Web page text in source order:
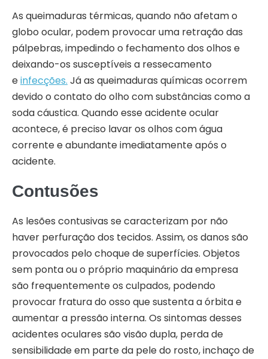
As queimaduras térmicas, quando não afetam o
globo ocular, podem provocar uma retração das
pálpebras, impedindo o fechamento dos olhos e
deixando-os susceptíveis a ressecamento
einfecções. Já as queimaduras químicas ocorrem
devido o contato do olho com substâncias como a
soda cáustica. Quando esse acidente ocular
acontece, é preciso lavar os olhos com água
corrente e abundante imediatamente após o
acidente.
Contusões
As lesões contusivas se caracterizam por não
haver perfuração dos tecidos. Assim, os danos são
provocados pelo choque de superfícies. Objetos
sem ponta ou o próprio maquinário da empresa
são frequentemente os culpados, podendo
provocar fratura do osso que sustenta a órbita e
aumentar a pressão interna. Os sintomas desses
acidentes oculares são visão dupla, perda de
sensibilidade em parte da pele do rosto, inchaço de